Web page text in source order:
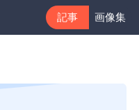
記事 画像集